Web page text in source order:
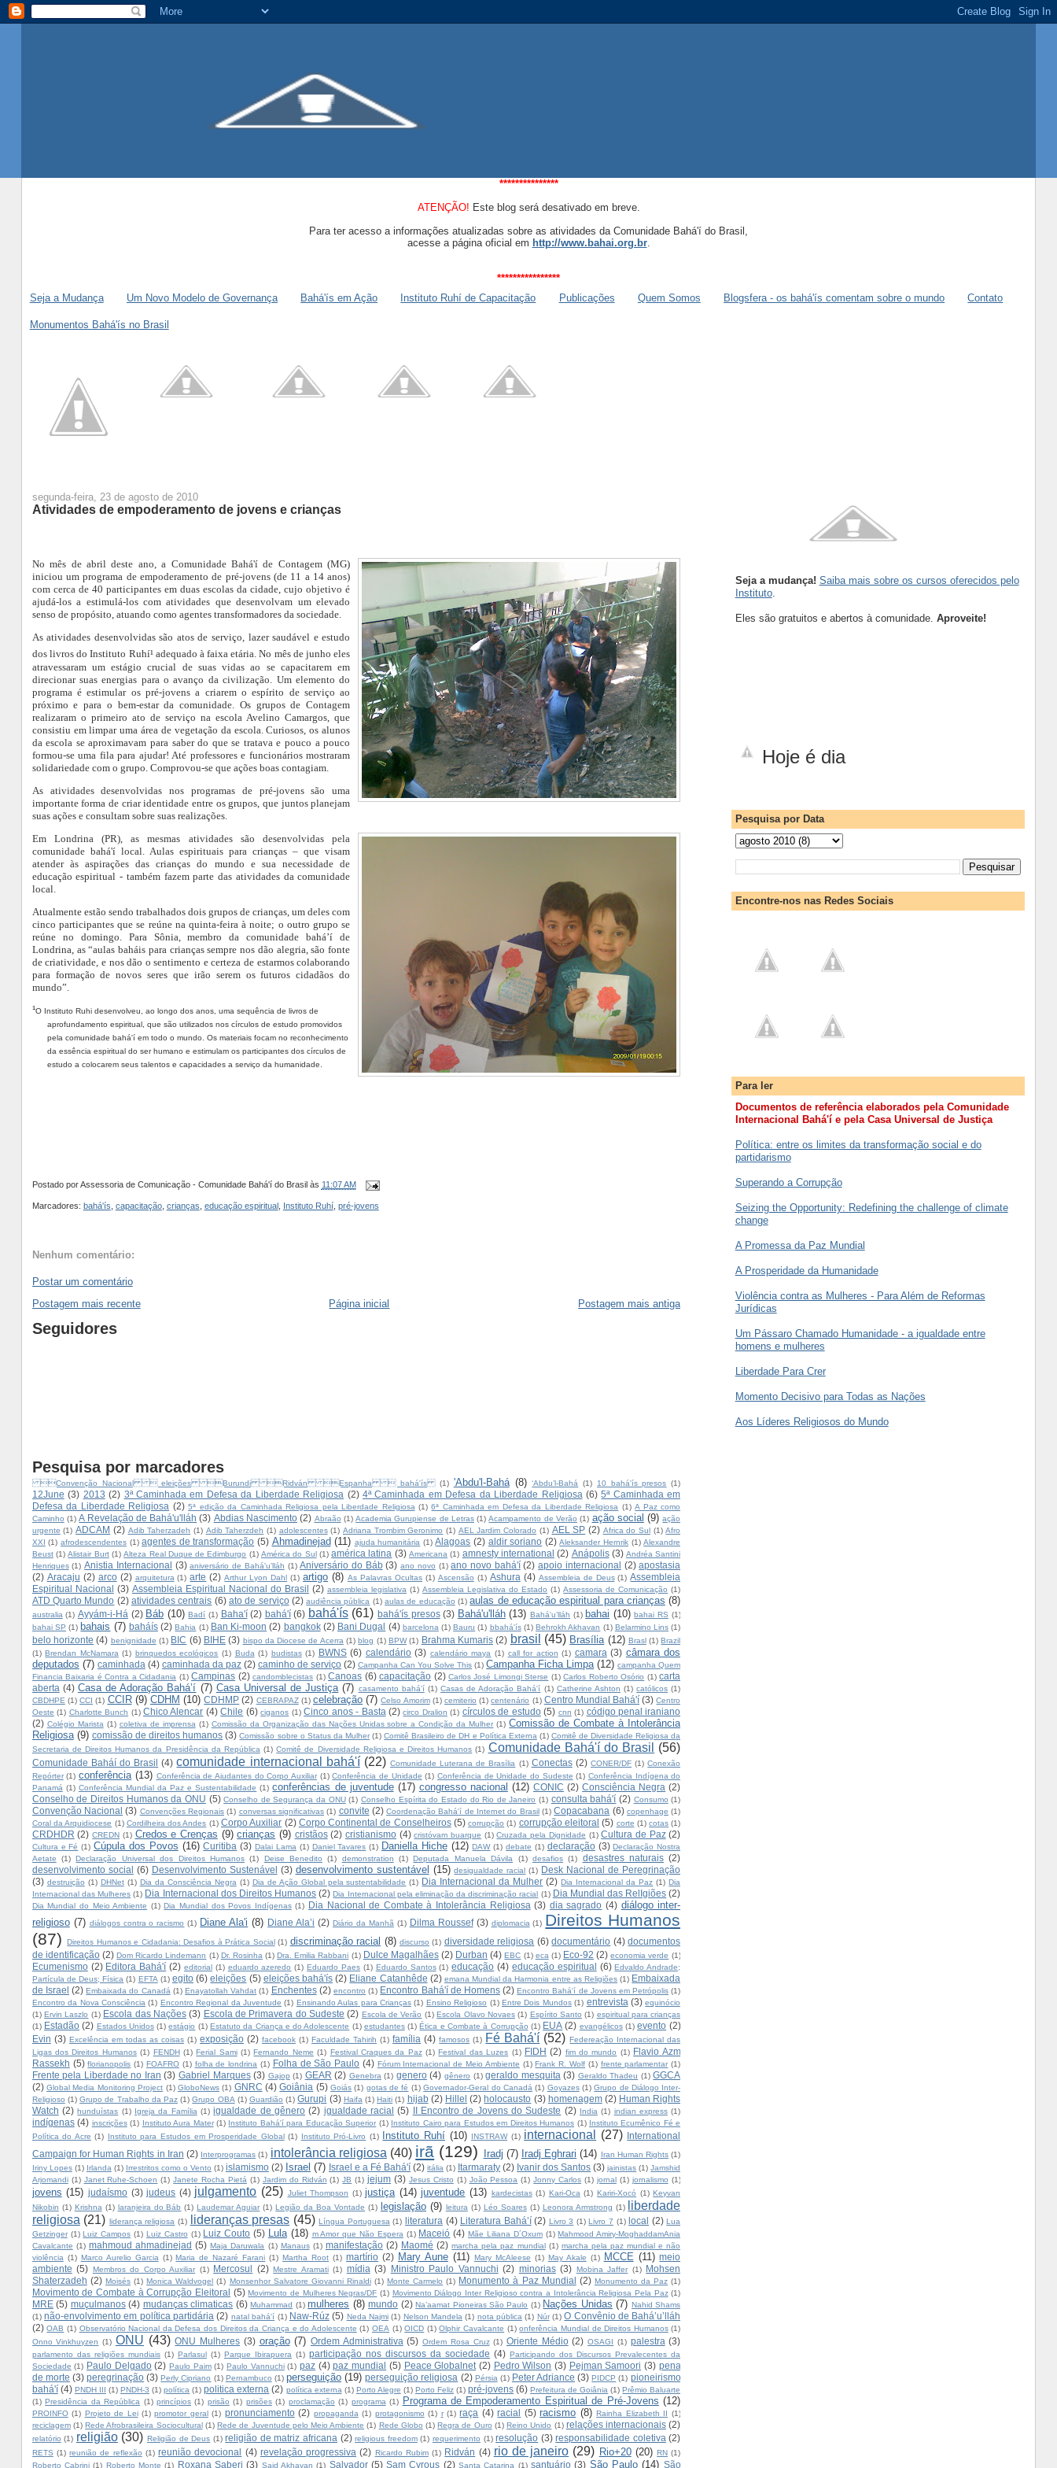
***************
ATENÇÃO! Este blog será desativado em breve.
Para ter acesso a informações atualizadas sobre as atividades da Comunidade Bahá'í do Brasil,
acesse a página oficial em http://www.bahai.org.br.
****************
Seja a Mudança
Um Novo Modelo de Governança Bahá'ís em Ação Instituto Ruhí de Capacitação Publicações Quem Somos Blogsfera - os bahá'ís comentam sobre o mundo Contato
Monumentos Bahá'ís no Brasil
segunda-feira, 23 de agosto de 2010
Atividades de empoderamento de jovens e crianças
No mês de abril deste ano, a Comunidade Bahá'í de Contagem (MG)
iniciou um programa de empoderamento de pré-jovens (de 11 a 14 anos)
com cerca de 40 participantes em duas escolas da cidade, cujo objetivo é
ajudá-los a estimulá-los com atividades que desenvolvam um elevado
senso de propósito, atuando como agentes transformadores da sociedade.
As atividades desenvolvidas são atos de serviço, lazer saudável e estudo
dos livros do Instituto Ruhí¹ adequado à faixa etária. No mês de junho eles
atravessaram um estágio crucial de suas vidas ao se capacitarem em
direcionar suas energias para o avanço da civilização. Um elemento do
programa é estimular os pré-jovens a criarem o espírito de serviço ao
próximo e para o bem-estar da comunidade. Os grupos de Contagem
realizaram o primeiro ato de serviço na escola Avelino Camargos, que
consistiu em limpar uma área de vegetação da escola. Curiosos, os alunos
da escola se aproximavam para saber do que se tratava e pouco a pouco
formou-se uma fila para ajudar! Até professores e funcionários mostraram
solidariedade com o grupo. Comprovou-se que ações boas contagiam.
As atividades desenvolvidas nos programas de pré-jovens são uma
importante forma de criar identidade entre os grupos, que juntos planejam
suas ações e consultam sobre suas realizações.
Em Londrina (PR), as mesmas atividades são desenvolvidas pela
comunidade bahá'í local. Aulas espirituais para crianças – que visam
atender às aspirações das crianças do mundo e sua necessidade de
educação espiritual - também fazem parte das atividades da comunidade
local.
Atualmente estão sendo trabalhados dois grupos de crianças, um deles com
cinco participantes que se reúne na quinta-feira à noite; o outro grupo se
reúne no domingo. Para Sônia, membro da comunidade bahá’í de
Londrina, as “aulas baháis para crianças sempre nos dão alegria, são fonte
de criatividade, e nos dão o sentimento e certeza de estarmos colaborando
para formação de novos seres que irão serem os futuros cidadãos do
mundo”.
¹O Instituto Ruhi desenvolveu, ao longo dos anos, uma sequência de livros de
aprofundamento espiritual, que são utilizados nos círculos de estudo promovidos
pela comunidade bahá'í em todo o mundo. Os materiais focam no reconhecimento
da essência espiritual do ser humano e estimulam os participantes dos círculos de
estudo a colocarem seus talentos e capacidades a serviço da humanidade.
Postado porAssessoria de Comunicação - Comunidade Bahá'í do Brasil às 11:07 AM
Marcadores: bahá'ís capacitação, crianças educação espiritual Instituto Ruhí pré-jovens
Nenhum comentário:
Postar um comentário
Postagem mais recente
Postagem mais antiga
Página inicial
Seguidores
Pesquisa por marcadores
Convenção Nacional  eleições Burundi Ridván Espanha  bahá'ís (1) 'Abdu'l-Bahá (8) ‘Abdu’l-Bahá (1) 10 bahá'ís presos (1)
12June (3) 2013 (2) 3ª Caminhada em Defesa da Liberdade Religiosa (2) 4ª Caminhada em Defesa da Liberdade Religiosa (6) 5ª Caminhada em
Defesa da Liberdade Religiosa (2) 5ª edição da Caminhada Religiosa pela Liberdade Religiosa (1) 6ª Caminhada em Defesa da Liberdade Religiosa (1) A Paz como
Caminho (1) A Revelação de Bahá'u'lláh (3) Abdias Nascimento (2) Abraão (1) Academia Gurupiense de Letras (1) Acampamento de Verão (1) ação social (9) ação
urgente (1) ADCAM (2) Adib Taherzadeh (1) Adib Taherzdeh (1) adolescentes (1) Adriana Trombim Geronimo (1) AEL Jardim Colorado (1) AEL SP (2) Africa do Sul (1) Afro
XXI (1) afrodescendentes (1) agentes de transformação (5) Ahmadinejad (11) ajuda humanitária (1) Alagoas (2) aldir soriano (2) Aleksander Hernrik (1) Alexandre
Beust (1) Alistair Burt (1) Alteza Real Duque de Edimburgo (1) América do Sul (1) américa latina (3) Americana (1) amnesty international (2) Anápolis (3) Andréa Santini
Henriques (1) Anistia Internacional (3) aniversário de Bahá'u’lláh (1) Aniversário do Báb (3) ano novo (1) ano novo bahá'í (2) apoio internacional (2) apostasia
(2) Aracaju (2) arco (2) arquitetura (1) arte (2) Arthur Lyon Dahl (1) artigo (8) As Palavras Ocultas (1) Ascensão (1) Ashura (4) Assembleia de Deus (1) Assembleia
Espiritual Nacional
(3) Assembleia Espiritual Nacional do Brasil (2) assembleia legislativa (1) Assembleia Legislativa do Estado (1) Assessoria de Comunicação (1)
ATD Quarto Mundo (2) atividades centrais (6) ato de serviço (2) audiência pública (1) aulas de educação (1) aulas de educação espiritual para crianças (8)
australia (1) Ayyám-i-Há (2) Báb (10) Badí (1) Baha'í (2) bahá'í (6) bahá'ís (61) bahá'ís presos (3) Bahá'u'lláh (13) Bahá'u’lláh (1) bahai (10) bahai RS (1)
bahai SP (1) bahais (7) baháís (2) Bahia (1) Ban Ki-moon (2) bangkok (2) Bani Dugal (4) barcelona (1) Bauru (1) bbahá'ís (1) Behrokh Akhavan (1) Belarmino Lins (1)
belo horizonte (4) benignidade (1) BIC (6) BIHE (3) bispo da Diocese de Acerra (1) blog (1) BPW (1) Brahma Kumaris (2) brasil (45) Brasília (12) Brasl (1) Brazil
(1) Brendan McNamara (1) brinquedos ecológicos (1) Buda (1) budistas (1) BWNS (6) calendário (3) calendário maya (1) call for action (1) camara (3) câmara dos
deputados (7) caminhada (4) caminhada da paz (2) caminho de serviço (2) Campanha Can You Solve This (1) Campanha Ficha Limpa (12) campanha Quem
Financia Baixaria é Contra a Cidadania (1) Campinas (2) candomblecistas (1) Canoas (6) capacitação (2) Carlos José Limongi Sterse (1) Carlos Roberto Osório (1) carta
aberta (4) Casa de Adoração Bahá’í (7) Casa Universal de Justiça (7) casamento bahá'í (1) Casas de Adoração Bahá'í (1) Catherine Ashton (1) católicos (1)
CBDHPE (1) CCI (1) CCIR (9) CDHM (10) CDHMP (2) CEBRAPAZ (1) celebração (7) Celso Amorim (1) cemiterio (1) centenário (1) Centro Mundial Bahá'í (3) Centro
Oeste (1) Charlotte Bunch (1) Chico Alencar (4) Chile (6) ciganos (1) Cinco anos - Basta (2) circo Dralion (1) círculos de estudo (5) cnn (1) código penal iraniano
(2) Colégio Marista (1) coletiva de imprensa (1) Comissão da Organização das Nações Unidas sobre a Condição da Mulher (1) Comissão de Combate à Intolerância
Religiosa (9) comissão de direitos humanos (3) Comissão sobre o Status da Mulher (1) Comitê Brasileiro de DH e Política Externa (1) Comitê de Diversidade Religiosa da
Secretaria de Direitos Humanos da Presidência da República (1) Comitê de Diversidade Religiosa e Direitos Humanos (1) Comunidade Bahá'í do Brasil (56)
Comunidade Baháí do Brasil (4) comunidade internacional bahá'í (22) Comunidade Luterana de Brasília (1) Conectas (2) CONER/DF (1) Conexão
Repórter (1) conferência (13) Conferência de Ajudantes do Corpo Auxiliar (1) Conferência de Unidade (1) Conferência de Unidade do Sudeste (1) Conferência Indígena do
Panamá (1) Conferência Mundial da Paz e Sustentabilidade (1) conferências de juventude (17) congresso nacional (12) CONIC (2) Consciência Negra (2)
Conselho de Direitos Humanos da ONU (5) Conselho de Segurança da ONU (1) Conselho Espírita do Estado do Rio de Janeiro (1) consulta bahá'í (2) Consumo (1)
Convenção Nacional (3) Convenções Regionais (1) conversas significativas (1) convite (2) Coordenação Bahá'í de Internet do Brasil (1) Copacabana (6) copenhage (1)
Coral da Arquidiocese (1) Cordilheira dos Andes (1) Corpo Auxiliar (2) Corpo Continental de Conselheiros (5) corrupção (1) corrupção eleitoral (5) corte (1) cotas (1)
CRDHDR (2) CREDN (1) Credos e Crenças (9) crianças (9) cristãos (2) cristianismo (4) cristóvam buarque (1) Cruzada pela Dignidade (1) Cultura de Paz (2)
Cultura e Fé (1) Cúpula dos Povos (16) Curitiba (3) Dalai Lama (1) Daniel Tavares (1) Daniella Hiche (12) DAW (1) debate (1) declaração (3) Declaração Nostra
Aetate
(1) Declaração Universal dos Direitos Humanos (1) Deise Benedito (1) demonstration (1) Deputada Manuela Dávila (1) desafios (1) desastres naturais (2)
desenvolvimento social
(6) Desenvolvimento Sustenável (3) desenvolvimento sustentável (15) desigualdade racial (1) Desk Nacional de Peregrinação
(3) destruição (1) DHNet (1) Dia da Consciência Negra (1) Dia de Ação Global pela sustentabilidade (1) Dia Internacional da Mulher (2) Dia Internacional da Paz (1) Dia
Internacional das Mulheres (1) Dia Internacional dos Direitos Humanos (2) Dia Internacional pela eliminação da discriminação racial (1) Dia Mundial das RelIgiões (2)
Dia Mundial do Meio Ambiente (1) Dia Mundial dos Povos Indígenas (1) Dia Nacional de Combate à Intolerância Religiosa (3) dia sagrado (4) diálogo inter-
religioso (7) diálogos contra o racismo (1) Diane Ala'i (8) Diane Ala’i (2) Diário da Manhã (1) Dilma Roussef (3) diplomacia (1) Direitos Humanos
(87)
Direitos Humanos e Cidadania: Desafios à Prática Social (1) discriminação racial (8) discurso (1) diversidade religiosa (6) documentário (4) documentos
de identificação (2) Dom Ricardo Lindemann (1) Dr. Rosinha (1) Dra. Emilia Rabbani (1) Dulce Magalhães (2) Durban (4) EBC (1) eca (1) Eco-92 (2) economia verde (1)
Ecumenismo (2) Editora Bahá'í (2) editorial (1) eduardo azeredo (1) Eduardo Paes (1) Eduardo Santos (1) educação (4) educação espiritual (6) Edvaldo Andrade;
Partícula de Deus; Física (1) EFTA (1) egito (6) eleições (5) eleições bahá'ís (2) Eliane Catanhêde (2) emana Mundial da Harmonia entre as Religiões (1) Embaixada
de Israel (2) Embaixada do Canadá (1) Enayatollah Vahdat (1) Enchentes (2) encontro (1) Encontro Bahá'í de Homens (2) Encontro Bahá'í de Jovens em Petrópolis (1)
Encontro da Nova Consciência (1) Encontro Regional da Juventude (1) Ensinando Aulas para Crianças (1) Ensino Religioso (1) Entre Dois Mundos (1) entrevista (3) equinócio
(1) Ervin Laszlo (1) Escola das Nações (3) Escola de Primavera do Sudeste (2) Escola de Verão (1) Escola Olavo Novaes (1) Espírito Santo (1) espiritual para crianças
(1) Estadão (2) Estados Unidos (1) estágio (1) Estatuto da Criança e do Adolescente (1) estudantes (1) Ética e Combate à Corrupção (1) EUA (2) evangélicos (1) evento (2)
Evin (3) Excelência em todas as coisas (1) exposição (2) facebook (1) Faculdade Tahirih (1) família (4) famosos (1) Fé Bahá'í (52) Federeação Internacional das
Ligas dos Direitos Humanos (1) FENDH (1) Ferial Sami (1) Fernando Neme (1) Festival Craques da Paz (1) Festival das Luzes (1) FIDH (2) fim do mundo (1) Flavio Azm
Rassekh (5) florianopolis (1) FOAFRO (1) folha de londrina (1) Folha de São Paulo (4) Fórum Internacional de Meio Ambiente (1) Frank R. Wolf (1) frente parlamentar (1)
Frente pela Liberdade no Iran (3) Gabriel Marques (3) Gajop (1) GEAR (2) Genebra (1) genero (4) gênero (1) geraldo mesquita (3) Geraldo Thadeu (1) GGCA
(2) Global Media Monitoring Project (1) GloboNews (1) GNRC (4) Goiânia (5) Goiás (1) gotas de fé (1) Governador-Geral do Canadá (1) Goyazes (1) Grupo de Diálogo Inter-
Religioso (1) Grupo de Trabalho da Paz (1) Grupo OBA (1) Guardião (1) Gurupi (3) Haifa (1) Haiti (1) hijab (2) Hillel (2) holocausto (3) homenagem (2) Human Rights
Watch (2) hunduístas (1) Igreja da Família (1) igualdade de gênero (2) igualdade racial (5) II Encontro de Jovens do Sudeste (2) India (1) indian express (1)
indígenas (4) inscrições (1) Instituto Aura Mater (1) Instituto Bahá'í para Educação Superior (1) Instituto Cairo para Estudos em Direitos Humanos (1) Instituto Ecumênico Fé e
Política do Acre (1) Instituto para Estudos em Prosperidade Global (1) Instituto Pró-Livro (1) Instituto Ruhí (10) INSTRAW (1) internacional (27)
International
Campaign for Human Rights in Iran (2) Interprogramas (1) intolerância religiosa (40) irã (129) Iradj (7) Iradj Eghrari (14) Iran Human Rights (1)
Iriny Lopes (1) Irlanda (1) Irrestritos como o Vento (1) islamismo (2) Israel (7) Israel e a Fé Bahá'í (2) itália (1) Itarmaraty (2) Ivanir dos Santos (3) jainistas (1) Jamshid
Arjomandi (1) Janet Ruhe-Schoen (1) Janete Rocha Pietá (1) Jardim do Ridván (1) JB (1) jejum (3) Jesus Cristo (1) João Pessoa (1) Jonny Carlos (1) jornal (1) jornalismo (1)
jovens (15) judaísmo (3) judeus (4) julgamento (25) Juliet Thompson (1) justiça (14) juventude (13) kardecistas (1) Kari-Oca (1) Kariri-Xocó (1) Keyvan
Nikobin (1) Krishna (1) laranjeira do Báb (1) Laudemar Aguiar (1) Legião da Boa Vontade (1) legislação (9) leitura (1) Léo Soares (1) Leonora Armstrong (1)
liberdade
religiosa (21) liderança religiosa (1) lideranças presas (45) Língua Portuguesa (1) literatura (4) Literatura Bahá’í (2) Livro 3 (1) Livro 7 (1) local (2) Lua
Getzinger (1) Luiz Campos (1) Luiz Castro (1) Luiz Couto (5) Lula (18) m Amor que Não Espera (1) Maceió (4) Mãe Liliana D´Oxum (1) Mahmood Amiry-MoghaddamAnia
Cavalcante (1) mahmoud ahmadinejad (5) Maja Daruwala (1) Manaus (1) manifestação (2) Maomé (2) marcha pela paz mundial (1) marcha pela paz mundial e não
violência (1) Marco Aurelio Garcia (1) Maria de Nazaré Farani (1) Martha Root (1) martírio (2) Mary Aune (11) Mary McAleese (1) May Akale (1) MCCE (11) meio
ambiente (5) Membros do Corpo Auxiliar (1) Mercosul (2) Mestre Aramati (1) mídia (3) Ministro Paulo Vannuchi (2) minorias (3) Mobina Jaffer (1)
Mohsen
Shaterzadeh (2) Moisés (1) Monica Waldvogel (1) Monsenhor Salvatore Giovanni Rinaldi (1) Monte Carmelo (1) Monumento à Paz Mundial (2) Monumento da Paz (1)
Movimento de Combate à Corrupção Eleitoral (5) Movimento de Mulheres Negras/DF (1) Movimento Diálogo Inter Religioso contra a Intolerância Religiosa Pela Paz (1)
MRE (5) muçulmanos (4) mudanças climaticas (6) Muhammad (1) mulheres (8) mundo (2) Na’aamat Pioneiras São Paulo (1) Nações Unidas (7) Nahid Shams
(1) não-envolvimento em política partidária (2) natal bahá'í (1) Naw-Rúz (5) Neda Najmi (1) Nelson Mandela (1) nota pública (1) Núr (1) O Convênio de Bahá’u’lláh
(2) OAB (1) Observatório Nacional da Defesa dos Direitos da Criança e do Adolescente (1) OEA (1) OICD (1) Olphir Cavalcante (1) onferência Mundial de Direitos Humanos (1)
Onno Vinkhuyzen (1) ONU (43) ONU Mulheres (3) oração (7) Ordem Administrativa (5) Ordem Rosa Cruz (1) Oriente Médio (2) OSAGI (1) palestra (3)
parlamento das religiões mundiais (1) Parlasul (1) Parque Ibirapuera (1) participação nos discursos da sociedade (4) Participando dos Discursos Prevalecentes da
Sociedade (1) Paulo Delgado (2) Paulo Paim (1) Paulo Vannuchi (1) paz (4) paz mundial (5) Peace Globalnet (2) Pedro Wilson (3) Pejman Samoori (3) pena
de morte (3) peregrinação (3) Perly Cipriano (1) Pernambuco (1) perseguição (19) perseguição religiosa (2) Pérsia (1) Peter Adriance (3) PIDCP (1) pioneirismo
bahá'í (4) PNDH III (1) PNDH-3 (1) política (1) politica externa (2) política externa (1) Porto Alegre (1) Porto Feliz (1) pré-jovens (6) Prefeitura de Goiânia (1) Prêmio Baluarte
(1) Presidência da República (1) princípios (1) prisão (1) prisões (1) proclamação (1) programa (1) Programa de Empoderamento Espiritual de Pré-Jovens (12)
PROINFO (1) Projeto de Lei (1) promotor geral (1) pronunciamento (2) propaganda (1) protagonismo (1) r (1) raça (4) racial (5) racismo (8) Rainha Elizabeth II (1)
reciclagem (1) Rede Afrobrasileira Sociocultural (1) Rede de Juventude pelo Meio Ambiente (1) Rede Globo (1) Regra de Ouro (1) Reino Unido (1) relações internacionais (2)
relatório (1) religião (30) Religião de Deus (1) religião de matriz africana (2) religious freedom (1) requerimento (1) resolução (3) responsabilidade coletiva (2)
RETS (1) reunião de reflexão (1) reunião devocional (4) revelação progressiva (2) Ricardo Rubim (1) Ridván (4) rio de janeiro (29) Rio+20 (20) RN (1)
Roberto Cabrini (1) Roberto Monte (1) Roxana Saberi (3) Said Akhavan (1) Salvador (5) Sam Cyrous (2) Santa Catarina (1) santuário (3) São Paulo (14) São
Seja a mudança! Saiba mais sobre os cursos oferecidos pelo
Instituto.
Eles são gratuitos e abertos à comunidade. Aproveite!
Hoje é dia
Pesquisa por Data
Encontre-nos nas Redes Sociais
Para ler
Documentos de referência elaborados pela Comunidade
Internacional Bahá'í e pela Casa Universal de Justiça
Política: entre os limites da transformação social e do
partidarismo
Superando a Corrupção
Seizing the Opportunity: Redefining the challenge of climate
change
A Promessa da Paz Mundial
A Prosperidade da Humanidade
Violência contra as Mulheres - Para Além de Reformas
Jurídicas
Um Pássaro Chamado Humanidade - a igualdade entre
homens e mulheres
Liberdade Para Crer
Momento Decisivo para Todas as Nações
Aos Líderes Religiosos do Mundo